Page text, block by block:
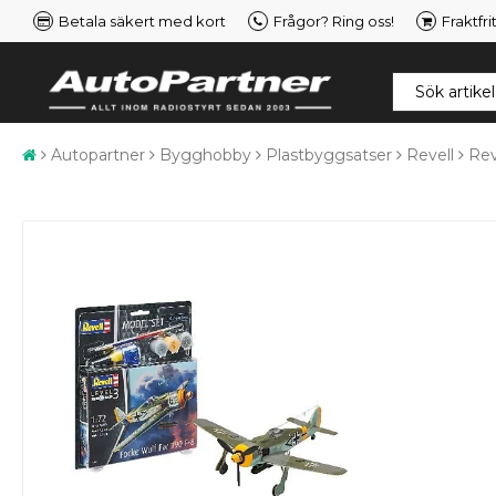
Betala säkert med kort Frågor? Ring oss!
Autopartner Bygghobby Plastbyggsatser Revell